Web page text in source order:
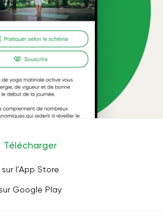
Télécharger
sur l'App Store
sur Google Play